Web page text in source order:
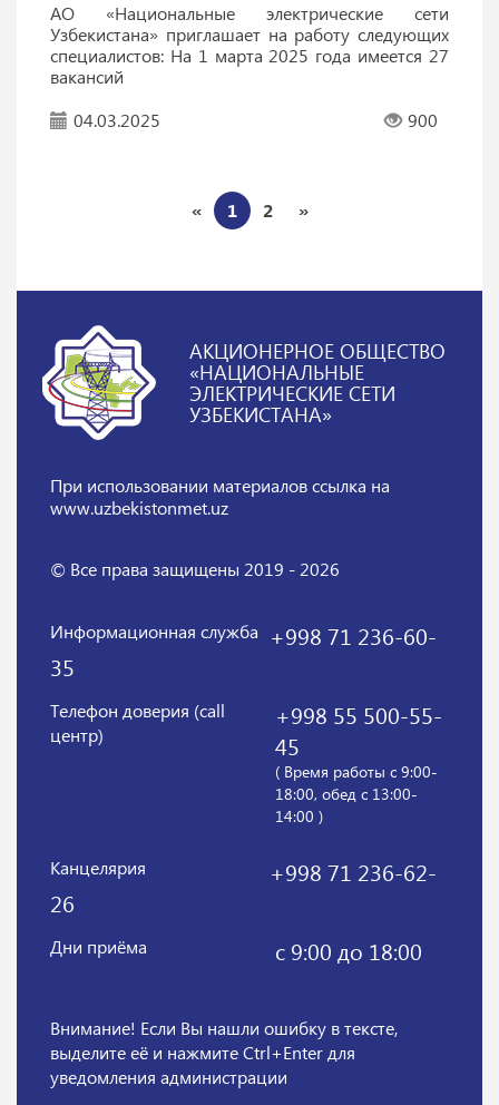
АО «Национальные электрические сети
Узбекистана» приглашает на работу следующих
специалистов: На 1 марта 2025 года имеется 27
вакансий
04.03.2025
900
« 1 2 »
АКЦИОНЕРНОЕ ОБЩЕСТВО
«НАЦИОНАЛЬНЫЕ
ЭЛЕКТРИЧЕСКИЕ СЕТИ
УЗБЕКИСТАНА»
При использовании материаловссылка на
www.uzbekistonmet.uz
© Все права защищены 2019 - 2026
Информационная служба
+998 71 236-60-
35
Телефон доверия (call
центр)
+998 55 500-55-
45
( Время работы с 9:00-
18:00, обед с 13:00-
14:00 )
Канцелярия
+998 71 236-62-
26
Дни приёма с 9:00 до 18:00
Внимание! Если Вы нашли ошибку в тексте,
выделите её и нажмите Ctrl+Enter для
уведомления администрации